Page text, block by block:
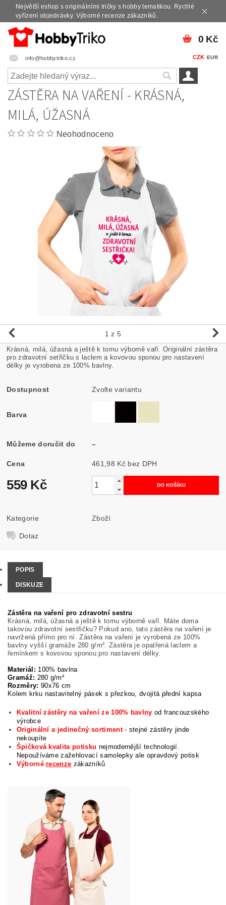
Největší eshop s originálními tričky s hobby tematikou. Rychlé
vyřízení objednávky. Výborné recenze zákazníků.
info@hobbytriko.cz CZK EUR
0 Kč
ZÁSTĚRA NA VAŘENÍ - KRÁSNÁ,
MILÁ, ÚŽASNÁ
Neohodnoceno
1 z 5
Krásná, milá, úžasná a ještě k tomu výborně vaří. Originální zástěra
pro zdravotní setřičku s laclem a kovovou sponou pro nastavení
délky je vyrobena ze 100% bavlny.
Dostupnost Zvolte variantu
Barva
Můžeme doručit do –
Cena 461,98 Kč bez DPH
559 Kč
Kategorie Zboží
Dotaz
POPIS
DISKUZE
Zástěra na vaření pro zdravotní sestru
Krásná, milá, úžasná a ještě k tomu výborně vaří. Máte doma
takovou zdravotní sestřičku? Pokud ano, tato zástěra na vaření je
navržená přímo pro ní. Zástěra na vaření je vyrobená ze 100%
bavlny vyšší gramáže 280 g/m². Zástěra je opatřená laclem a
řemínkem s kovovou sponou pro nastavení délky.
Materiál: 100% bavlna
Gramáž: 280 g/m²
Rozměry: 90x76 cm
Kolem krku nastavitelný pásek s přezkou, dvojitá přední kapsa
Kvalitní zástěry na vaření ze 100% bavlnyod francouzského
výrobce
Originální a jedinečný sortiment - stejné zástěry jinde
nekoupíte
Špičková kvalita potisku nejmodernější technologií.
Nepoužíváme zažehlovací samolepky ale opravdový potisk
Výbornérecenze zákazníků